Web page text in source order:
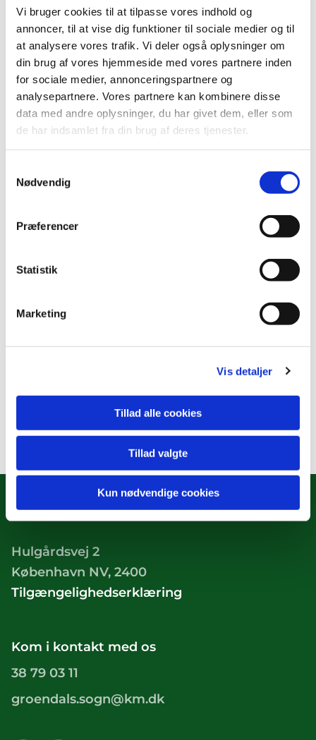
Vi bruger cookies til at tilpasse vores indhold og
annoncer, til at vise dig funktioner til sociale medier og til
at analysere vores trafik. Vi deler også oplysninger om
din brug af vores hjemmeside med vores partnere inden
for sociale medier, annonceringspartnere og
analysepartnere. Vores partnere kan kombinere disse
data med andre oplysninger, du har givet dem, eller som
de har indsamlet fra din brug af deres tjenester.
Nødvendig
Præferencer
Statistik
Marketing
Vis detaljer
Tillad alle cookies
Tillad valgte
Kun nødvendige cookies
snak og socialt samvær!
Gruppen er for herrer på 50+, som mødes til en tår
formiddagskaffe, småkager og god mandesnak.
Vi mødes hver anden onsdag (i ulige uger).
Nogle gange tager vi også på spændende
udflugter. Følg med i kalenderenher!
Hulgårdsvej 2
København NV, 2400
Tilgængelighedserklæring
Kom i kontakt med os
38 79 03 11
groendals.sogn@km.dk